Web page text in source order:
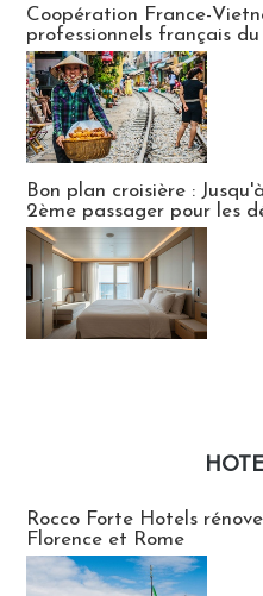
Coopération France-
professionnels français
Bon plan croisière :
2ème passager pour les
Rocco Forte Hotels
Florence et Rome